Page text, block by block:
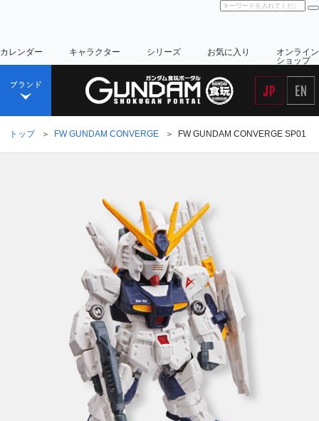
カレンダー キャラクター シリーズ お気に入り
オンライン
ショップ
トップ ＞ FW GUNDAM CONVERGE ＞ FW GUNDAM CONVERGE SP01